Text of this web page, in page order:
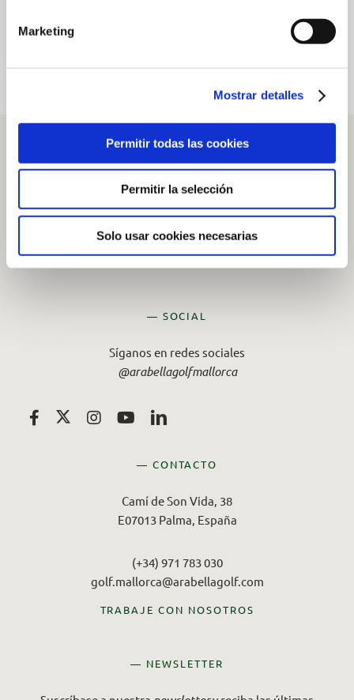
Marketing
Mostrar detalles
Permitir todas las cookies
Permitir la selección
Solo usar cookies necesarias
— SOCIAL
Síganos en redes sociales
@arabellagolfmallorca
— CONTACTO
Camí de Son Vida, 38
E07013 Palma, España
(+34) 971 783 030
golf.mallorca@arabellagolf.com
TRABAJE CON NOSOTROS
— NEWSLETTER